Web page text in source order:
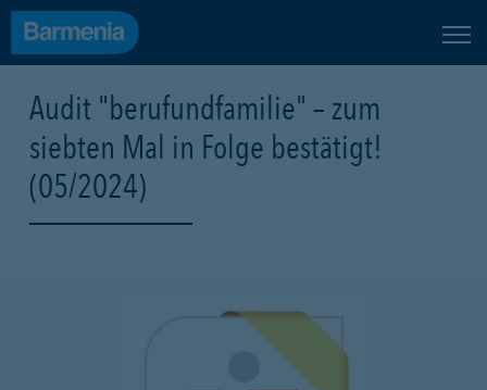
Audit "berufundfamilie" – zum
siebten Mal in Folge bestätigt!
(05/2024)